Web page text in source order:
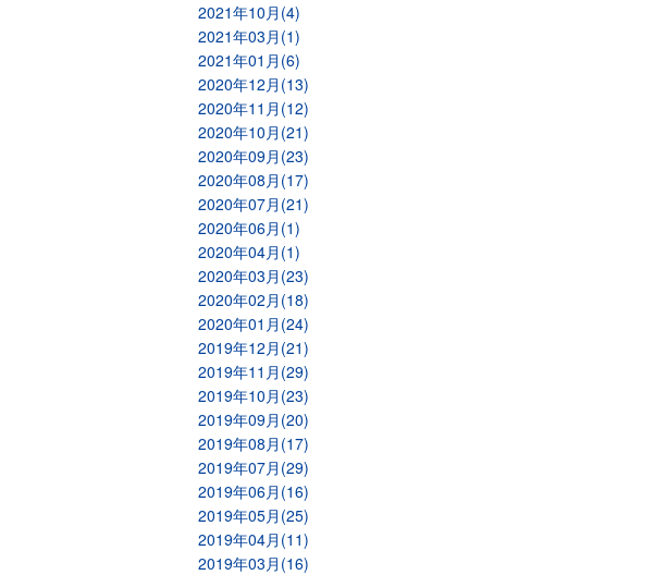
2021年10月(4)
2021年03月(1)
2021年01月(6)
2020年12月(13)
2020年11月(12)
2020年10月(21)
2020年09月(23)
2020年08月(17)
2020年07月(21)
2020年06月(1)
2020年04月(1)
2020年03月(23)
2020年02月(18)
2020年01月(24)
2019年12月(21)
2019年11月(29)
2019年10月(23)
2019年09月(20)
2019年08月(17)
2019年07月(29)
2019年06月(16)
2019年05月(25)
2019年04月(11)
2019年03月(16)